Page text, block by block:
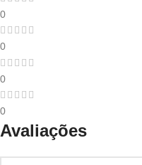
0
0
0
0
Avaliações